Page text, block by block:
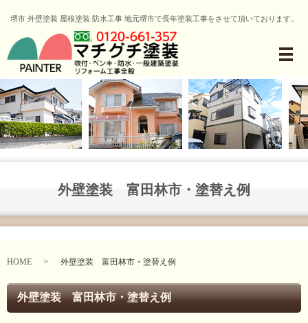
堺市 外壁塗装 屋根塗装 防水工事 地元堺市で長年塗装工事をさせて頂いております。
メ
外壁塗装 富田林市・塗替え例
HOME 外壁塗装 富田林市・塗替え例
外壁塗装 富田林市・塗替え例